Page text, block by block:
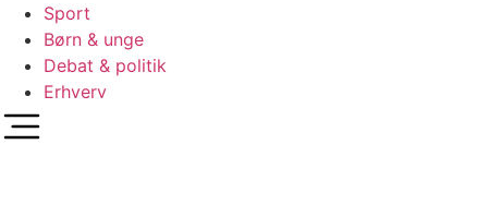
Sport
Børn & unge
Debat & politik
Erhverv